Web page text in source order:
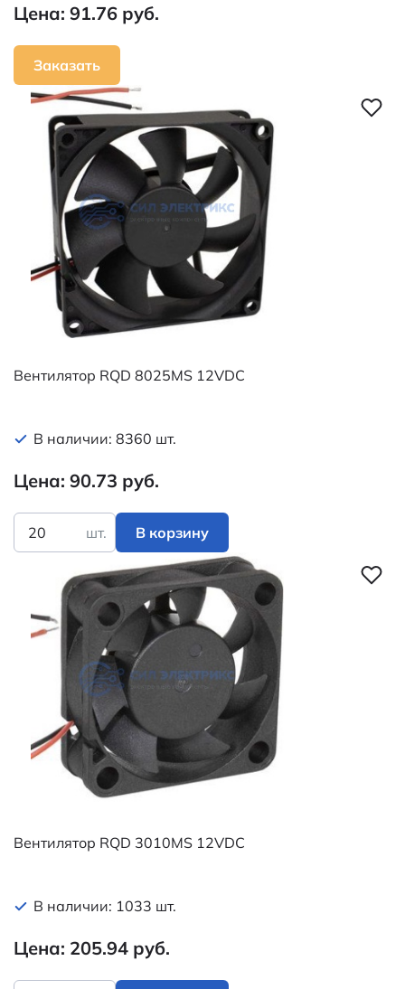
Цена: 91.76 руб.
Заказать
Вентилятор RQD 8025MS 12VDC
В наличии: 8360 шт.
Цена: 90.73 руб.
шт. В корзину
Вентилятор RQD 3010MS 12VDC
В наличии: 1033 шт.
Цена: 205.94 руб.